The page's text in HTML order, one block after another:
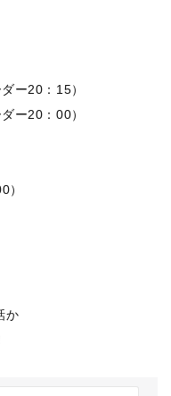
ー20：15）
ー20：00）
）
か